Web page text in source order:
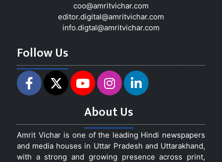
coo@amritvichar.com
editor.digital@amritvichar.com
info.digtal@amritvichar.com
Follow Us
About Us
Amrit Vichar is one of the leading Hindi newspapers
and media houses in Uttar Pradesh and Uttarakhand,
with a strong and growing presence across print,